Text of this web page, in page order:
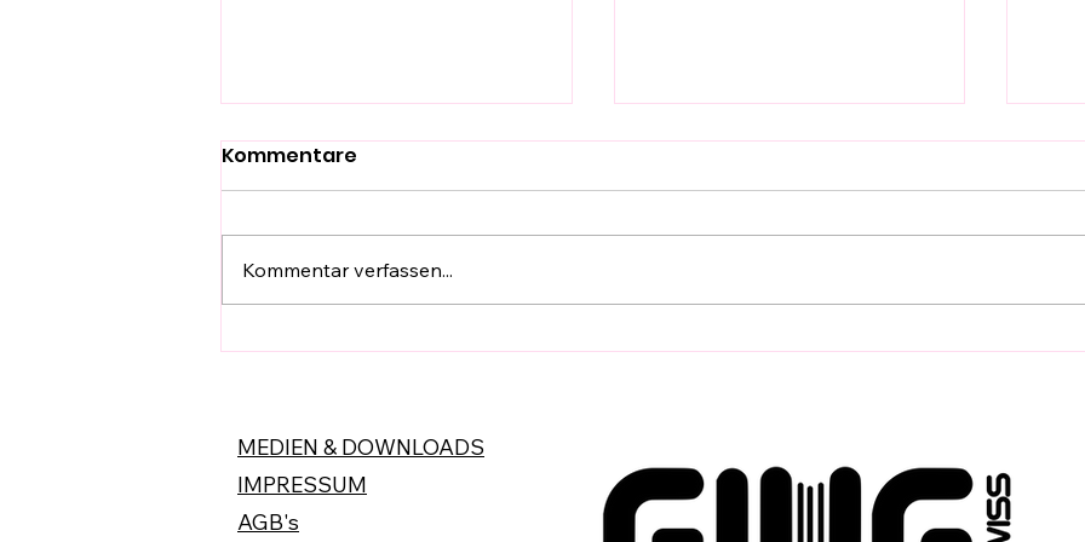
Pre-Opening mit
Kommentare
Kommentar verfassen...
IMPRESSUM
AGB's
MEDIEN & DOWNLOADS